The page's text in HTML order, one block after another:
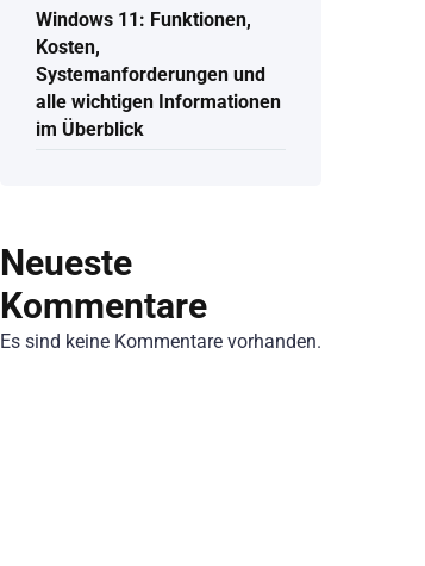
Windows 11: Funktionen,
Kosten,
Systemanforderungen und
alle wichtigen Informationen
im Überblick
Neueste
Kommentare
Es sind keine Kommentare vorhanden.